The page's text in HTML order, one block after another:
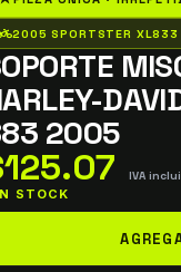
2005 SPORTSTER XL833
2005
125.07 IVA
STOCK